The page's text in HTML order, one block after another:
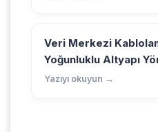
Veri Merkezi
Yoğunluklu Altyapı
Yazıyı okuyun →